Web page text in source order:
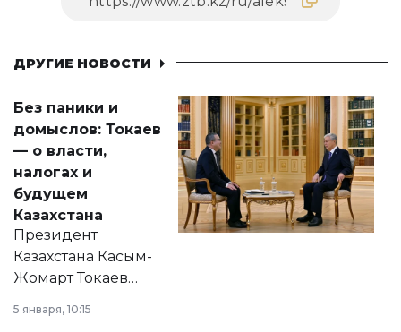
ДРУГИЕ НОВОСТИ
Без паники и
домыслов: Токаев
— о власти,
налогах и
будущем
Казахстана
Президент
Казахстана Касым-
Жомарт Токаев
сразу несколько
5 января, 10:15